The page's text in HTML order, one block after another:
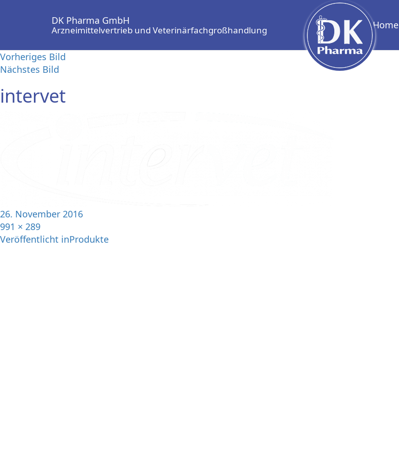
DK Pharma GmbH
Arzneimittelvertrieb und Veterinärfachgroßhandlung Home
Vorheriges Bild
Nächstes Bild
intervet
26. November 2016
991 × 289
Veröffentlicht inProdukte